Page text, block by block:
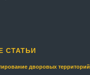
СТАТЬИ
дворовых территорий